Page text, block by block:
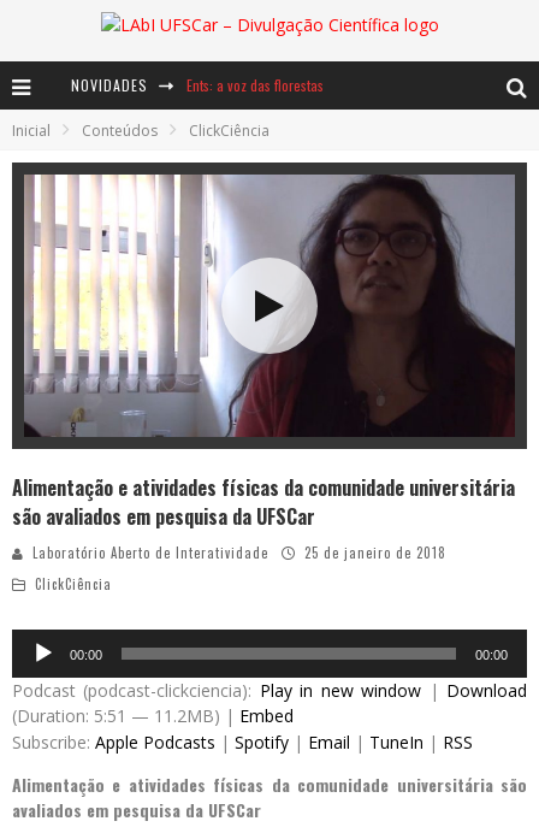
NOVIDADES Ents: a voz das florestas
Notáveis: Bertha Lutz
Baú de Histórias - A jamais imaginada aventura com os moinhos de vento
Inicial Conteúdos ClickCiência
Alimentação e atividades físicas da comunidade universitária
são avaliados em pesquisa da UFSCar
Laboratório Aberto de Interatividade
25 de janeiro de 2018
ClickCiência
Audio
Player
00:00 00:00
Podcast (podcast-clickciencia): Play in new window | Download
(Duration: 5:51 — 11.2MB) | Embed
Subscribe: Apple Podcasts | Spotify | Email | TuneIn | RSS
Alimentação e atividades físicas da comunidade universitária são
avaliados em pesquisa da UFSCar